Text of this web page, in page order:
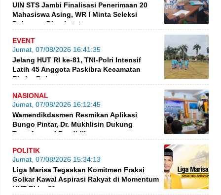
UIN STS Jambi Finalisasi Penerimaan 20
Mahasiswa Asing, WR I Minta Seleksi
Dokumen Diperketat
EVENT
Jumat, 07/08/2026 16:41:35
Jelang HUT RI ke-81, TNI-Polri Intensif
Latih 45 Anggota Paskibra Kecamatan
Rimbo Bujang
NASIONAL
Jumat, 07/08/2026 16:12:45
Wamendikdasmen Resmikan Aplikasi
Bungo Pintar, Dr. Mukhlisin Dukung
Transformasi Pendidikan
POLITIK
Jumat, 07/08/2026 15:34:13
Liga Marisa Tegaskan Komitmen Fraksi
Golkar Kawal Aspirasi Rakyat di Momentum
HUT RI ke-81